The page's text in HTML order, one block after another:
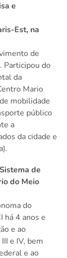
e
Est, na
de
Participou do
da
Mario
mobilidade
público
a
da cidade e
de
do Meio
do
há 4 anos e
e ao
e IV, bem
e ao